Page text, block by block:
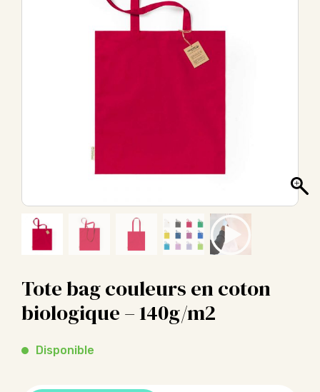
Tote bag couleurs en coton
biologique – 140g/m2
Disponible